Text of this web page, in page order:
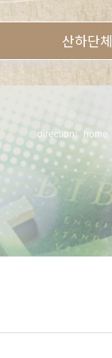
산하단체
direction: home